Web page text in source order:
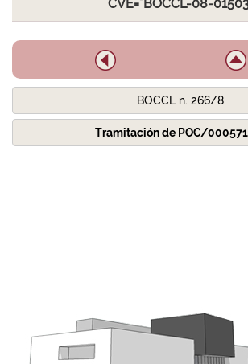
CVE="BOCCL-08-
BOCCL n. 266/8
Tramitación de POC/